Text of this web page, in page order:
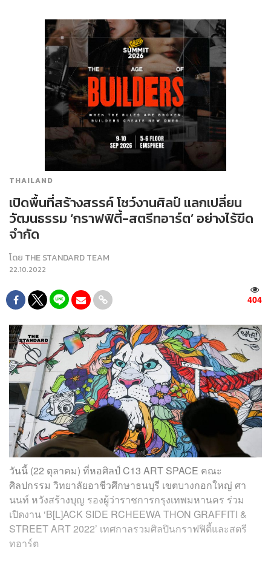
THAILAND
เปิดพื้นที่สร้างสรรค์ โชว์งานศิลป์ แลกเปลี่ยน
วัฒนธรรม ‘กราฟฟิตี้-สตรีทอาร์ต’ อย่างไร้ขีด
จำกัด
โดย THE STANDARD TEAM
22.10.2022
404
วันนี้ (22 ตุลาคม) ที่หอศิลป์ C13 ART SPACE คณะ
ศิลปกรรม วิทยาลัยอาชีวศึกษาธนบุรี เขตบางกอกใหญ่ ศา
นนท์ หวังสร้างบุญ รองผู้ว่าราชการกรุงเทพมหานคร ร่วม
เปิดงาน ‘B[L]ACK SIDE RCHEEWA THON GRAFFITI &
STREET ART 2022’ เทศกาลรวมศิลปินกราฟฟิตี้และสตรี
ทอาร์ต